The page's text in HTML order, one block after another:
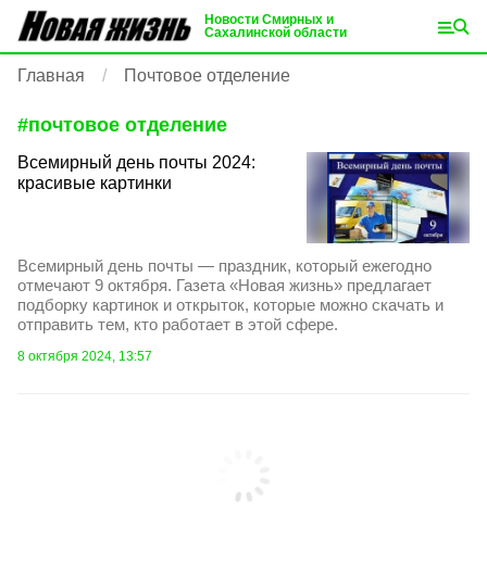
Новости Смирных и
Сахалинской области
Главная Почтовое отделение
#почтовое отделение
Всемирный день почты 2024:
красивые картинки
Всемирный день почты — праздник, который ежегодно
отмечают 9 октября. Газета «Новая жизнь» предлагает
подборку картинок и открыток, которые можно скачать и
отправить тем, кто работает в этой сфере.
8 октября 2024, 13:57